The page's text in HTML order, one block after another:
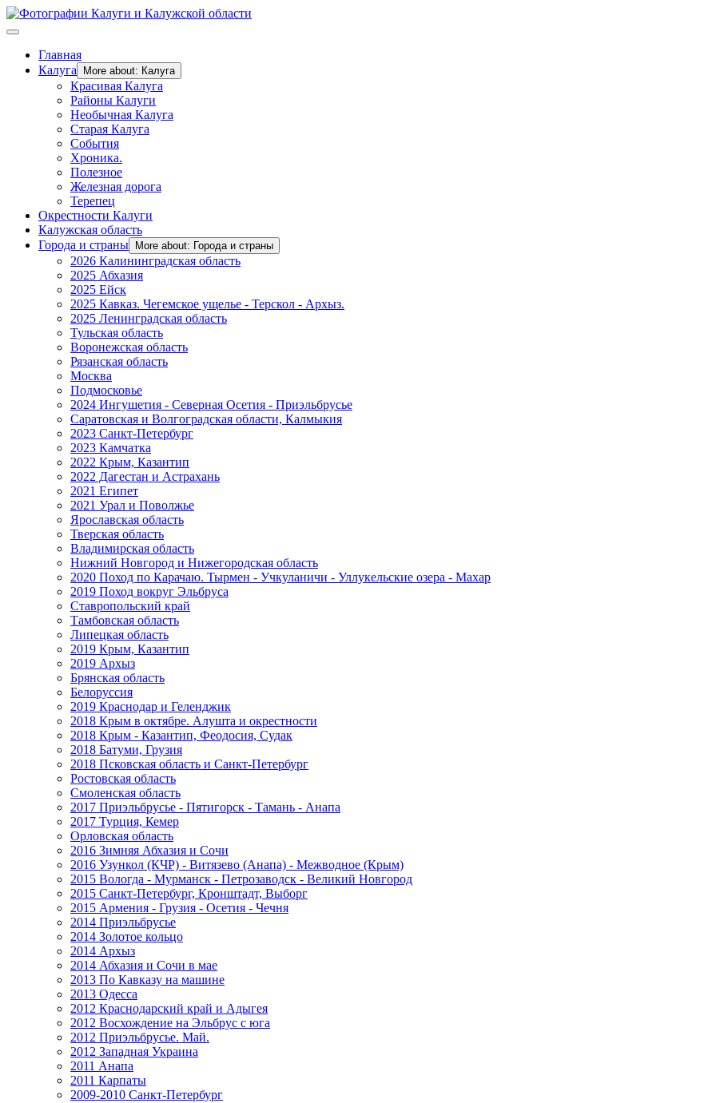
Главная
Калуга
More about: Калуга
Красивая Калуга
Районы Калуги
Необычная Калуга
Старая Калуга
События
Хроника.
Полезное
Железная дорога
Терепец
Окрестности Калуги
Калужская область
Города и страны
More about: Города и страны
2026 Калининградская область
2025 Абхазия
2025 Ейск
2025 Кавказ. Чегемское ущелье - Терскол - Архыз.
2025 Ленинградская область
Тульская область
Воронежская область
Рязанская область
Москва
Подмосковье
2024 Ингушетия - Северная Осетия - Приэльбрусье
Саратовская и Волгоградская области, Калмыкия
2023 Санкт-Петербург
2023 Камчатка
2022 Крым, Казантип
2022 Дагестан и Астрахань
2021 Египет
2021 Урал и Поволжье
Ярославская область
Тверская область
Владимирская область
Нижний Новгород и Нижегородская область
2020 Поход по Карачаю. Тырмен - Учкуланичи - Уллукельские озера - Махар
2019 Поход вокруг Эльбруса
Ставропольский край
Тамбовская область
Липецкая область
2019 Крым, Казантип
2019 Архыз
Брянская область
Белоруссия
2019 Краснодар и Геленджик
2018 Крым в октябре. Алушта и окрестности
2018 Крым - Казантип, Феодосия, Судак
2018 Батуми, Грузия
2018 Псковская область и Санкт-Петербург
Ростовская область
Смоленская область
2017 Приэльбрусье - Пятигорск - Тамань - Анапа
2017 Турция, Кемер
Орловская область
2016 Зимняя Абхазия и Сочи
2016 Узункол (КЧР) - Витязево (Анапа) - Межводное (Крым)
2015 Вологда - Мурманск - Петрозаводск - Великий Новгород
2015 Санкт-Петербург, Кронштадт, Выборг
2015 Армения - Грузия - Осетия - Чечня
2014 Приэльбрусье
2014 Золотое кольцо
2014 Архыз
2014 Абхазия и Сочи в мае
2013 По Кавказу на машине
2013 Одесса
2012 Краснодарский край и Адыгея
2012 Восхождение на Эльбрус с юга
2012 Приэльбрусье. Май.
2012 Западная Украина
2011 Анапа
2011 Карпаты
2009-2010 Санкт-Петербург